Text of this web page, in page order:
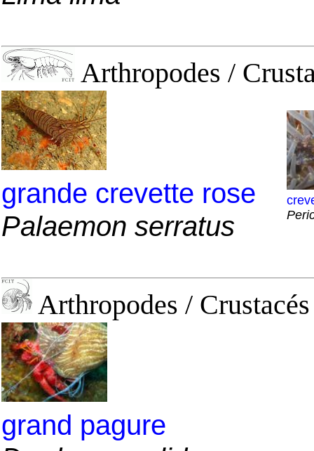
Arthropodes /
grande crevette rose
Palaemon serratus
Arthropodes /
grand pagure